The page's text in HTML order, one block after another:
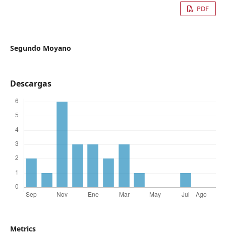
PDF
Segundo Moyano
Descargas
Metrics